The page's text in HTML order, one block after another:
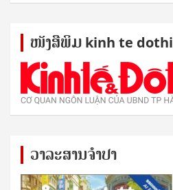
ໜັງ​ສື​ພິມ kinh te dothi
ວາລະສານຈຳປາ